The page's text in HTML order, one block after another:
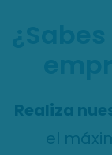
Realiza
el